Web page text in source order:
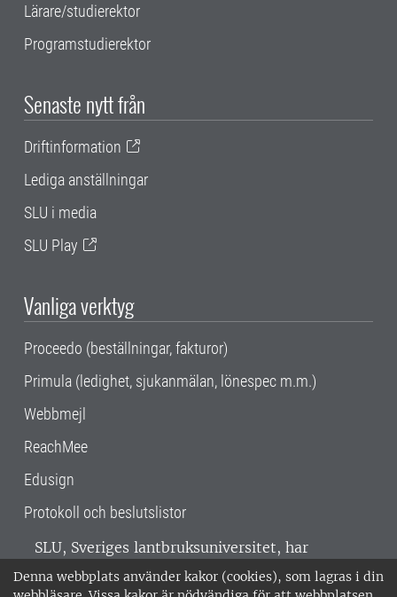
Denna webbplats använder kakor (cookies), som lagras i din
Lärare/studierektor
Programstudierektor
Senaste nytt från
Driftinformation
Lediga anställningar
SLU i media
SLU Play
Vanliga verktyg
Proceedo (beställningar, fakturor)
Primula (ledighet, sjukanmälan, lönespec m.m.)
Webbmejl
ReachMee
Edusign
Protokoll och beslutslistor
SLU, Sveriges lantbruksuniversitet, har
verksamhet över hela Sverige. Huvudorter är
Alnarp, Uppsala och Umeå.SLU är